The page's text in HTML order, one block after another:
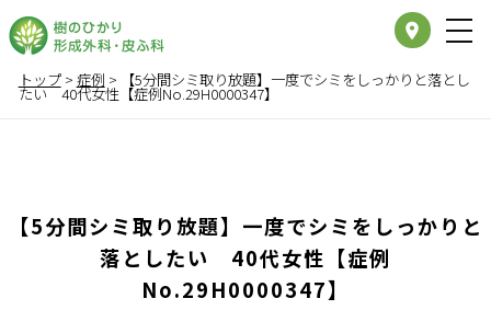
place
トップ> 症例 > 【5分間シミ取り放題】一度でシミをしっかりと落とし
たい 40代女性【症例No.29H0000347】
【5分間シミ取り放題】一度でシミをしっかりと
落としたい 40代女性【症例
No.29H0000347】